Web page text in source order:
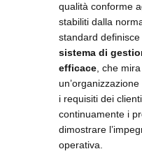
qualità conforme
stabiliti dalla
standard definisce
sistema di
efficace, che
i requisiti dei
continuamente i
dimostrare
operativa.